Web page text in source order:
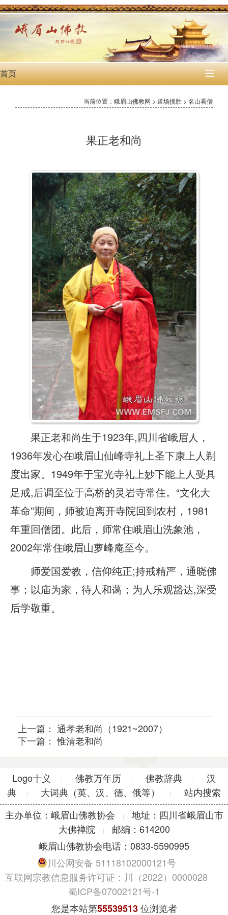
首页 
当前位置：峨眉山佛教网 > 道场揽胜 > 名山看僧
果正老和尚
果正老和尚生于1923年,四川省峨眉人，
1936年发心在峨眉山仙峰寺礼上圣下康上人剃
度出家。1949年于宝光寺礼上妙下能上人受具
足戒,后调至位于高桥的灵岩寺常住。“文化大
革命”期间，师被迫离开寺院回到农村，1981
年重回僧团。此后，师常住峨眉山洗象池，
2002年常住峨眉山萝峰庵至今。
师爱国爱教，信仰纯正;持戒精严，通晓佛
事；以庙为家，待人和蔼；为人乐观豁达,深受
后学敬重。
上一篇： 通孝老和尚（1921~2007）
下一篇：惟清老和尚
Logo十义 | 佛教万年历 | 佛教辞典 |
汉
典
| 大词典（英、汉、德、俄等） |
站内搜索
主办单位：峨眉山佛教协会
|
地址：四川省峨眉山市
大佛禅院
|
邮编：614200
峨眉山佛教协会电话：0833-5590995
川公网安备 51118102000121号
互联网宗教信息服务许可证：川（2022）0000028
蜀ICP备07002121号-1
您是本站第55539513位浏览者